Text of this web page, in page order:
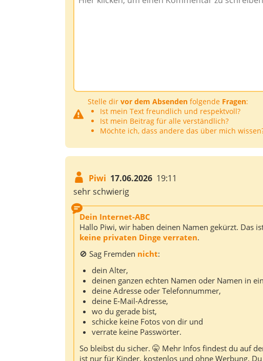
Stelle dir vor dem Absenden folgende Fragen:
Ist mein Text freundlich und respektvoll?
Ist mein Beitrag für alle verständlich?
Möchte ich, dass andere das über mich
Piwi 17.06.2026 19:11
sehr schwierig
Dein Internet-ABC
Hallo Piwi, wir haben deinen Namen gekürzt. Das
keine privaten Dinge verraten.
🚫 Sag Fremden nicht:
dein Alter,
deinen ganzen echten Namen oder Namen in
deine Adresse oder Telefonnummer,
deine E‑Mail‑Adresse,
wo du gerade bist,
schicke keine Fotos von dir und
verrate keine Passwörter.
So bleibst du sicher. 🤫 Mehr Infos findest du auf
ist nur für Kinder, kostenlos und ohne Werbung.